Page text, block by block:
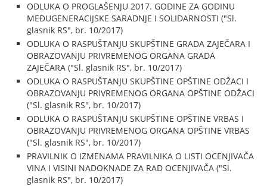
ODLUKA O PROGLAŠENJU 2017. GODINE ZA GODINU
MEĐUGENERACIJSKE SARADNJE I SOLIDARNOSTI ("Sl.
glasnik RS", br. 10/2017)
ODLUKA O RASPUŠTANJU SKUPŠTINE GRADA ZAJEČARA I
OBRAZOVANJU PRIVREMENOG ORGANA GRADA
ZAJEČARA ("Sl. glasnik RS", br. 10/2017)
ODLUKA O RASPUŠTANJU SKUPŠTINE OPŠTINE ODŽACI I
OBRAZOVANJU PRIVREMENOG ORGANA OPŠTINE ODŽACI
("Sl. glasnik RS", br. 10/2017)
ODLUKA O RASPUŠTANJU SKUPŠTINE OPŠTINE VRBAS I
OBRAZOVANJU PRIVREMENOG ORGANA OPŠTINE VRBAS
("Sl. glasnik RS", br. 10/2017)
PRAVILNIK O IZMENAMA PRAVILNIKA O LISTI OCENJIVAČA
VINA I VISINI NADOKNADE ZA RAD OCENJIVAČA ("Sl.
glasnik RS", br. 10/2017)